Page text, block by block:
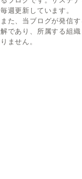
毎週更新しています。
また、当ブログが発信
解であり、所属する組
りません。